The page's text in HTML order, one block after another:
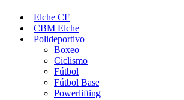
Elche CF
CBM Elche
Polideportivo
Boxeo
Ciclismo
Fútbol
Fútbol Base
Powerlifting